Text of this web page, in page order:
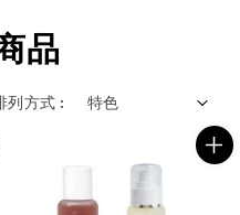
品
列方式 :